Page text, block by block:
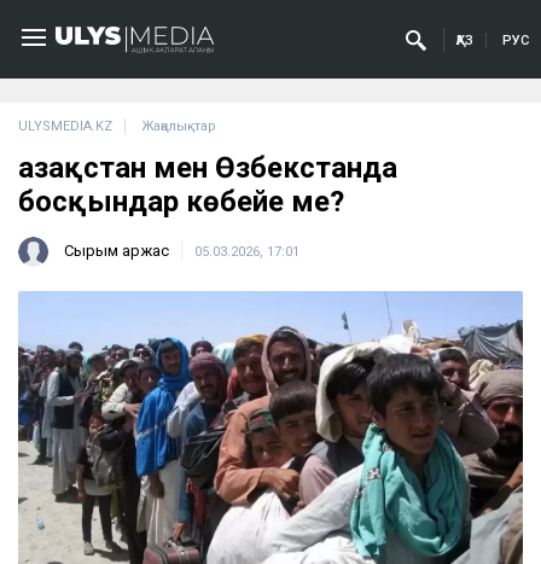
ҚАЗ РУС
ULYSMEDIA.KZ Жаңалықтар
Қазақстан мен Өзбекстанда
босқындар көбейе ме?
Сырым Қаржас 05.03.2026, 17:01